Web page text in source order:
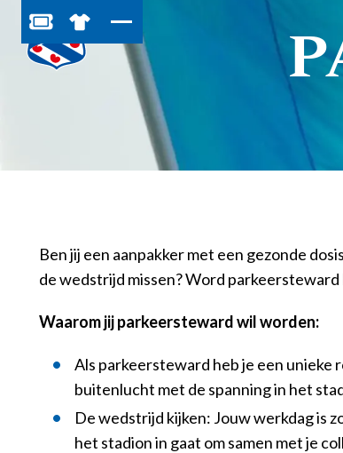
BESTEL JOUW TICKETS
SHOP IN DE FEANSTORE
Ben jij een aanpakker met een gezonde
de wedstrijd missen? Word
Waarom jij parkeersteward wil worden:
Als parkeersteward heb je een unieke
buitenlucht met de spanning in het
De wedstrijd kijken: Jouw werkdag is
het stadion in gaat om samen met je